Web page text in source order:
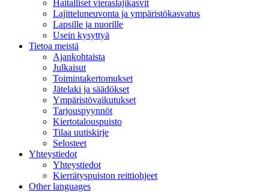
Haitalliset vieraslajikasvit
Lajitteluneuvonta ja ympäristökasvatus
Lapsille ja nuorille
Usein kysyttyä
Tietoa meistä
Ajankohtaista
Julkaisut
Toimintakertomukset
Jätelaki ja säädökset
Ympäristövaikutukset
Tarjouspyynnöt
Kiertotalouspuisto
Tilaa uutiskirje
Selosteet
Yhteystiedot
Yhteystiedot
Kierrätyspuiston reittiohjeet
Other languages